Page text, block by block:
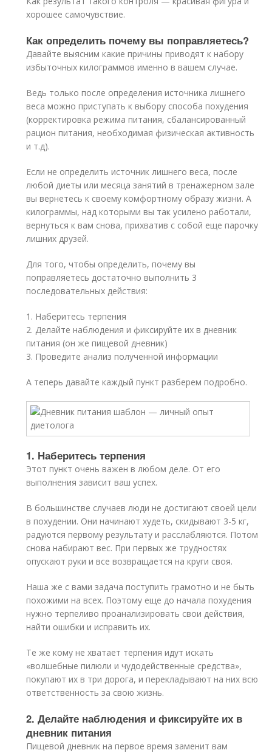
хорошее самочувствие.
Как определить почему вы поправляетесь?
Давайте выясним какие причины приводят к набору
избыточных килограммов именно в вашем случае.
Ведь только после определения источника лишнего
веса можно приступать к выбору способа похудения
(корректировка режима питания, сбалансированный
рацион питания, необходимая физическая активность
и т.д).
Если не определить источник лишнего веса, после
любой диеты или месяца занятий в тренажерном зале
вы вернетесь к своему комфортному образу жизни. А
килограммы, над которыми вы так усилено работали,
вернуться к вам снова, прихватив с собой еще парочку
лишних друзей.
Для того, чтобы определить, почему вы
поправляетесь достаточно выполнить 3
последовательных действия:
1. Наберитесь терпения
2. Делайте наблюдения и фиксируйте их в дневник
питания (он же пищевой дневник)
3. Проведите анализ полученной информации
А теперь давайте каждый пункт разберем подробно.
1. Наберитесь терпения
Этот пункт очень важен в любом деле. От его
выполнения зависит ваш успех.
В большинстве случаев люди не достигают своей цели
в похудении. Они начинают худеть, скидывают 3-5 кг,
радуются первому результату и расслабляются. Потом
снова набирают вес. При первых же трудностях
опускают руки и все возвращается на круги своя.
Наша же с вами задача поступить грамотно и не быть
похожими на всех. Поэтому еще до начала похудения
нужно терпеливо проанализировать свои действия,
найти ошибки и исправить их.
Те же кому не хватает терпения идут искать
«волшебные пилюли и чудодейственные средства»,
покупают их в три дорога, и перекладывают на них всю
ответственность за свою жизнь.
2. Делайте наблюдения и фиксируйте их в
дневник питания
Пищевой дневник на первое время заменит вам